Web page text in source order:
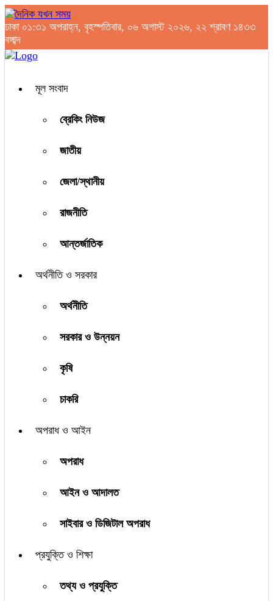
ঢাকা ০১:৩১ অপরাহ্ন, বৃহস্পতিবার, ০৬ অগাস্ট ২০২৬, ২২ শ্রাবণ ১৪৩৩
বঙ্গাব্দ
মূল সংবাদ
ব্রেকিং নিউজ
জাতীয়
জেলা/স্থানীয়
রাজনীতি
আন্তর্জাতিক
অর্থনীতি ও সরকার
অর্থনীতি
সরকার ও উন্নয়ন
কৃষি
চাকরি
অপরাধ ও আইন
অপরাধ
আইন ও আদালত
সাইবার ও ডিজিটাল অপরাধ
প্রযুক্তি ও শিক্ষা
তথ্য ও প্রযুক্তি